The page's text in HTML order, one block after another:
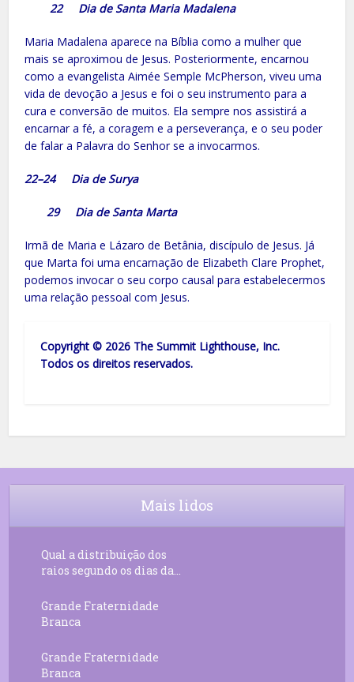
22 Dia de Santa Maria Madalena
Maria Madalena aparece na Bíblia como a mulher que
mais se aproximou de Jesus. Posteriormente, encarnou
como a evangelista Aimée Semple McPherson, viveu uma
vida de devoção a Jesus e foi o seu instrumento para a
cura e conversão de muitos. Ela sempre nos assistirá a
encarnar a fé, a coragem e a perseverança, e o seu poder
de falar a Palavra do Senhor se a invocarmos.
22–24 Dia de Surya
29 Dia de Santa Marta
Irmã de Maria e Lázaro de Betânia, discípulo de Jesus. Já
que Marta foi uma encarnação de Elizabeth Clare Prophet,
podemos invocar o seu corpo causal para estabelecermos
uma relação pessoal com Jesus.
Copyright © 2026 The Summit Lighthouse, Inc.
Todos os direitos reservados.
Mais lidos
Qual a distribuição dos
raios segundo os dias da...
Grande Fraternidade
Branca
Grande Fraternidade
Branca